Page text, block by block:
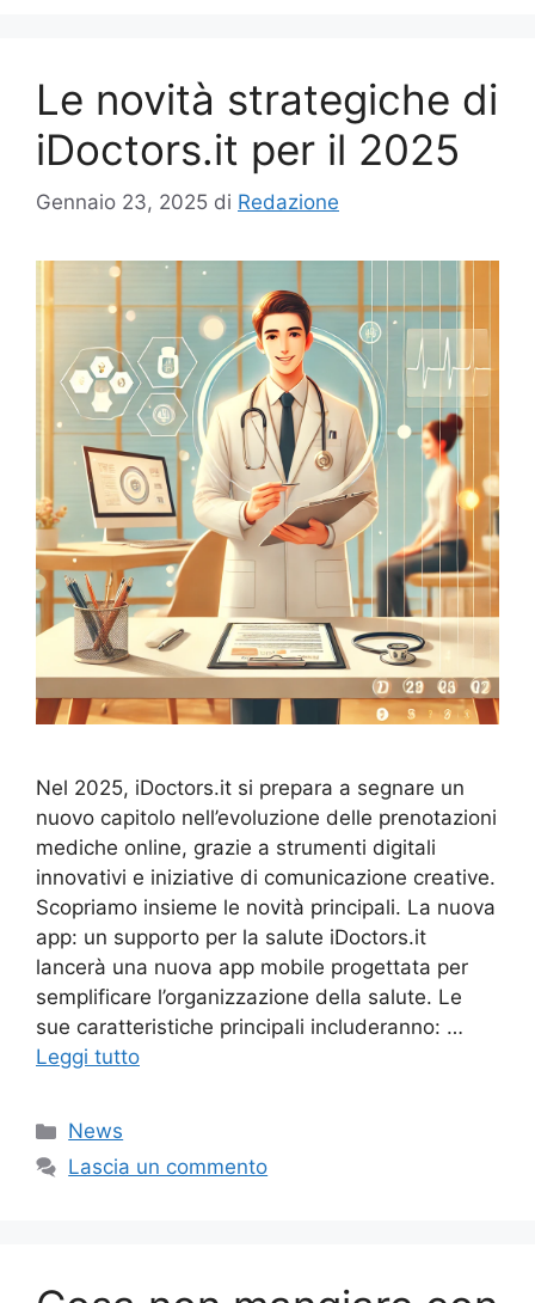
Le novità strategiche di
iDoctors.it per il 2025
Gennaio 23, 2025 di Redazione
Nel 2025, iDoctors.it si prepara a segnare un
nuovo capitolo nell’evoluzione delle prenotazioni
mediche online, grazie a strumenti digitali
innovativi e iniziative di comunicazione creative.
Scopriamo insieme le novità principali. La nuova
app: un supporto per la salute iDoctors.it
lancerà una nuova app mobile progettata per
semplificare l’organizzazione della salute. Le
sue caratteristiche principali includeranno: …
Leggi tutto
Categorie
News
Lascia un commento